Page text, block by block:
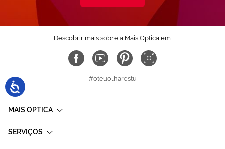
Descobrir mais sobre a Mais Optica em:
#oteuolharestu
MAIS OPTICA
SERVIÇOS